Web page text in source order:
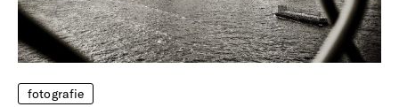
fotografie